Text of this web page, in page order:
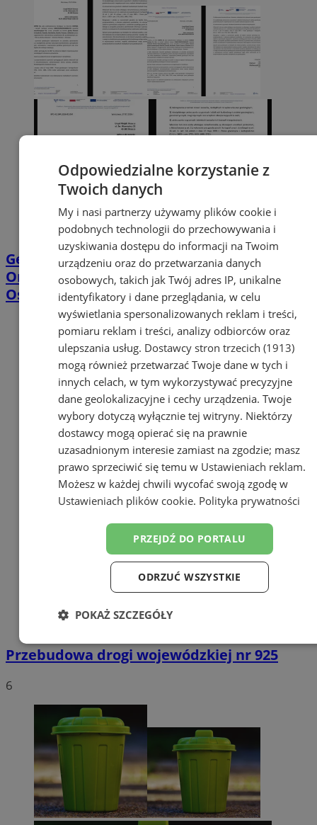
Geodeci wejdą na nieruchomości w
Orzeszu. Chodzi o projekt linii Katowice–
Ostrawa
Przebudowa drogi wojewódzkiej nr 925
6
Odpowiedzialne korzystanie z
Twoich danych
My i nasi partnerzy używamy plików cookie i
podobnych technologii do przechowywania i
uzyskiwania dostępu do informacji na Twoim
urządzeniu oraz do przetwarzania danych
osobowych, takich jak Twój adres IP, unikalne
identyfikatory i dane przeglądania, w celu
wyświetlania spersonalizowanych reklam i treści,
pomiaru reklam i treści, analizy odbiorców oraz
ulepszania usług. Dostawcy stron trzecich (1913)
mogą również przetwarzać Twoje dane w tych i
innych celach, w tym wykorzystywać precyzyjne
dane geolokalizacyjne i cechy urządzenia. Twoje
wybory dotyczą wyłącznie tej witryny. Niektórzy
dostawcy mogą opierać się na prawnie
uzasadnionym interesie zamiast na zgodzie; masz
prawo sprzeciwić się temu w Ustawieniach reklam.
Możesz w każdej chwili wycofać swoją zgodę w
Ustawieniach plików cookie. Polityka prywatności
PRZEJDŹ DO PORTALU
ODRZUĆ WSZYSTKIE
POKAŻ SZCZEGÓŁY
Niezbędne Wydajność Targetowanie
Funkcjonalność
Wydajność
Targetowanie
Funkcjonalność
Niesklasyfikowane